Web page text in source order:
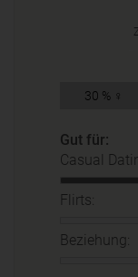
30 % ♀
Gut für:
Casual
Flirts:
Beziehung: